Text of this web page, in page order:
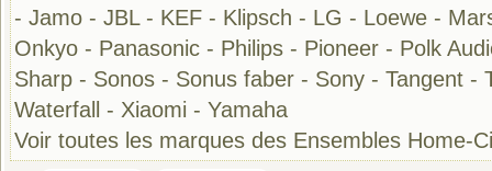
- Jamo - JBL- KEF - Klipsch - LG - Loewe -
Onkyo - Panasonic - Philips - Pioneer - Polk
Sharp - Sonos - Sonus faber - Sony - Tangent -
Waterfall
- Xiaomi - Yamaha
Voir toutes les marques des Ensembles Home-